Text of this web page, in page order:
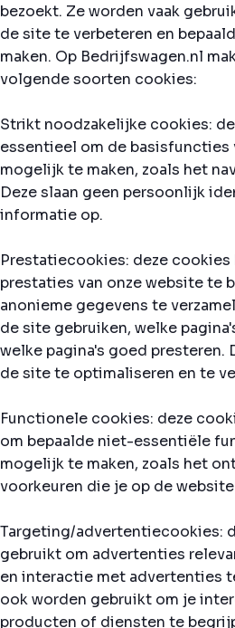
bezoekt. Ze worden vaak
de site te verbeteren en
maken. Op Bedrijfswagen.nl
volgende soorten cookies:
Strikt noodzakelijke cookies:
essentieel om de basisfuncties
mogelijk te maken, zoals het
Deze slaan geen persoonlijk
informatie op.
Prestatiecookies: deze cookies
prestaties van onze website te
anonieme gegevens te
de site gebruiken, welke
welke pagina's goed
de site te optimaliseren en te
Functionele cookies: deze
om bepaalde niet-essentiële
mogelijk te maken, zoals het
voorkeuren die je op de
Targeting/advertentiecookies:
gebruikt om advertenties
en interactie met advertenties
ook worden gebruikt om je
producten of diensten te